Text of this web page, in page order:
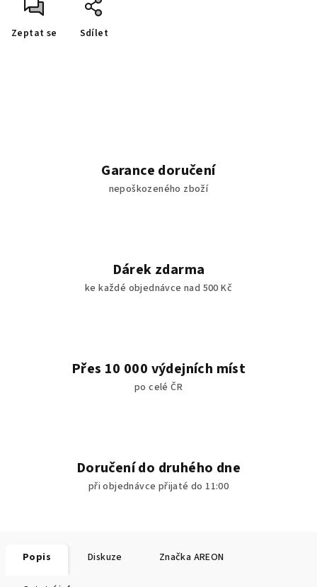
Zeptat se Sdílet
Garance doručení
nepoškozeného zboží
Dárek zdarma
ke každé objednávce nad 500 Kč
Přes 10 000 výdejních míst
po celé ČR
Doručení do druhého dne
při objednávce přijaté do 11:00
Popis Diskuze Značka AREON